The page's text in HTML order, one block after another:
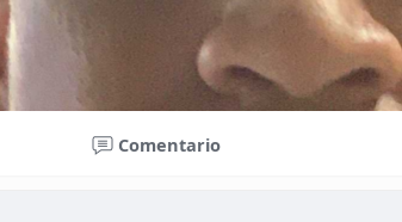
Comentario